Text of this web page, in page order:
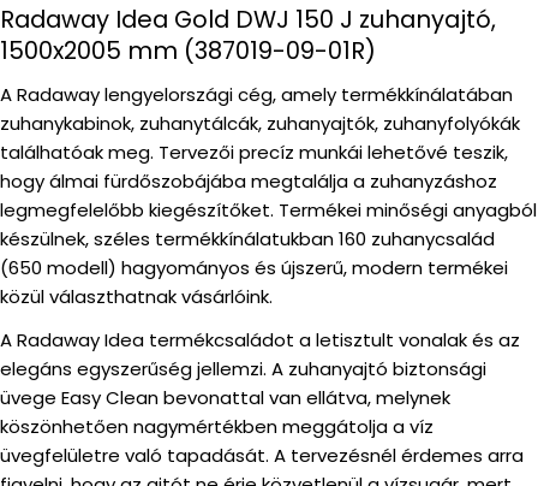
Radaway Idea Gold DWJ 150 J zuhanyajtó,
1500x2005 mm (387019-09-01R)
A Radaway lengyelországi cég, amely termékkínálatában
zuhanykabinok, zuhanytálcák, zuhanyajtók, zuhanyfolyókák
találhatóak meg. Tervezői precíz munkái lehetővé teszik,
hogy álmai fürdőszobájába megtalálja a zuhanyzáshoz
legmegfelelőbb kiegészítőket. Termékei minőségi anyagból
készülnek, széles termékkínálatukban 160 zuhanycsalád
(650 modell) hagyományos és újszerű, modern termékei
közül választhatnak vásárlóink.
A Radaway Idea termékcsaládot a letisztult vonalak és az
elegáns egyszerűség jellemzi. A zuhanyajtó biztonsági
üvege Easy Clean bevonattal van ellátva, melynek
köszönhetően nagymértékben meggátolja a víz
üvegfelületre való tapadását. A tervezésnél érdemes arra